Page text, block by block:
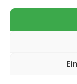
© 2024 – 2026